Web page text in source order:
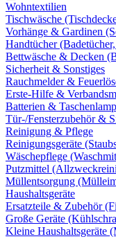
Wohntextilien
Tischwäsche
Vorhänge & Gardinen
Handtücher
Bettwäsche & Decken
Sicherheit & Sonstiges
Rauchmelder &
Erste-Hilfe &
Batterien &
Tür-/Fensterzubehör &
Reinigung & Pflege
Reinigungsgeräte
Wäschepflege
Putzmittel
Müllentsorgung
Haushaltsgeräte
Ersatzteile & Zubehör
Große Geräte
Kleine Haushaltsgeräte